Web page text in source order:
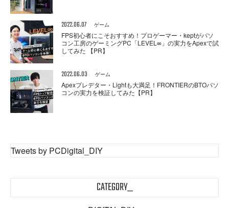
2022.06.07 ゲーム
FPS初心者にこそおすすめ！プロゲーマー・keptがパソ
コン工房のゲーミングPC「LEVEL∞」の実力をApexで試
してみた 【PR】
2022.06.03 ゲーム
Apexプレデター・Lightも大満足！FRONTIERのBTOパソ
コンの実力を検証してみた【PR】
Tweets by PCDigital_DIY
CATEGORY_